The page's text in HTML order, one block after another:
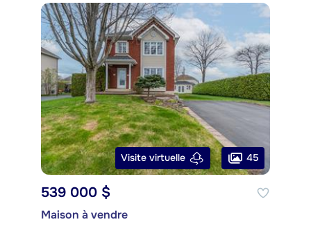
Visite virtuelle 45
539 000 $
Maison à vendre